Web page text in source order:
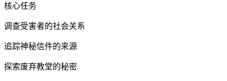
核心任务
调查受害者的社会关系
追踪神秘信件的来源
探索废弃教堂的秘密